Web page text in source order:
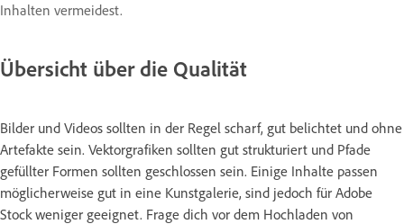
Inhalten vermeidest.
Übersicht über die Qualität
Bilder und Videos sollten in der Regel scharf, gut belichtet und ohne
Artefakte sein. Vektorgrafiken sollten gut strukturiert und Pfade
gefüllter Formen sollten geschlossen sein. Einige Inhalte passen
möglicherweise gut in eine Kunstgalerie, sind jedoch für Adobe
Stock weniger geeignet. Frage dich vor dem Hochladen von